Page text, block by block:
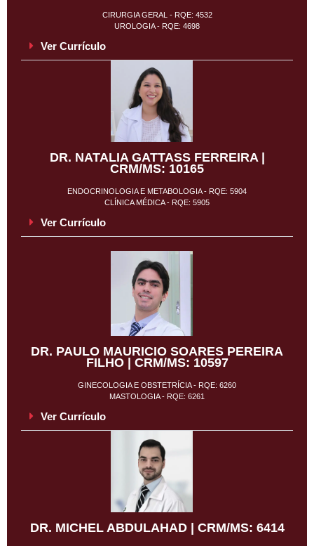
CIRURGIA GERAL - RQE: 4532
UROLOGIA - RQE: 4698
Ver Currículo
DR. NATALIA GATTASS FERREIRA |
CRM/MS: 10165
ENDOCRINOLOGIA E METABOLOGIA - RQE: 5904
CLÍNICA MÉDICA - RQE: 5905
Ver Currículo
DR. PAULO MAURICIO SOARES PEREIRA
FILHO | CRM/MS: 10597
GINECOLOGIA E OBSTETRÍCIA - RQE: 6260
MASTOLOGIA - RQE: 6261
Ver Currículo
DR. MICHEL ABDULAHAD | CRM/MS: 6414